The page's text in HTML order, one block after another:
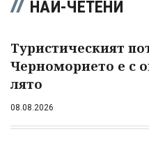
НАЙ-ЧЕТЕНИ
Туристическият
Черноморието е с
лято
08.08.2026